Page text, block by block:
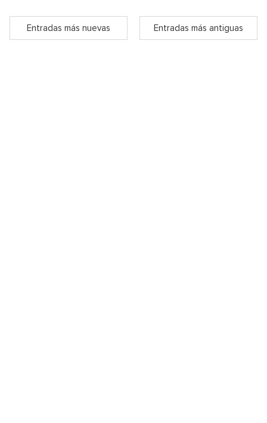
Entradas más nuevas Entradas más antiguas